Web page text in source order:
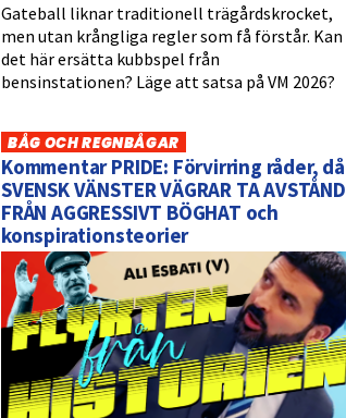
Gateball liknar traditionell trägårdskrocket,
men utan krångliga regler som få förstår. Kan
det här ersätta kubbspel från
bensinstationen? Läge att satsa på VM 2026?
BÅG OCH REGNBÅGAR
Kommentar PRIDE: Förvirring råder, då
SVENSK VÄNSTER VÄGRAR TA AVSTÅND
FRÅN AGGRESSIVT BÖGHAT och
konspirationsteorier